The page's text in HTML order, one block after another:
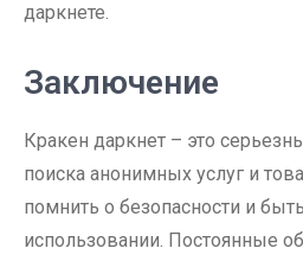
даркнете.
Заключение
Кракен даркнет – это
поиска анонимных услуг и
помнить о безопасности и
использовании. Постоянные